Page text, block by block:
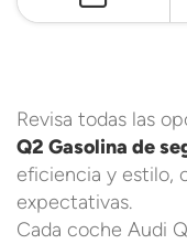
Revisa todas las
Q2 Gasolina de
eficiencia y estilo,
expectativas.
Cada coche Audi